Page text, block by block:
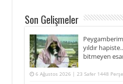
Son Gelişmeler
yıldır
bitmeyen
6 Ağustos 2026 | 23 Safer 1448